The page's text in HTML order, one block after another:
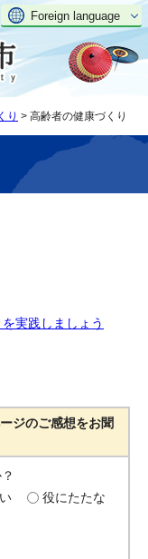
Foreign language
り > 高齢者の健康づくり
実践しましょう
ジのご感想をお聞
役にたたな